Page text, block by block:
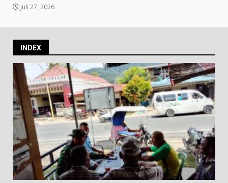
Juli 27, 2026
INDEX